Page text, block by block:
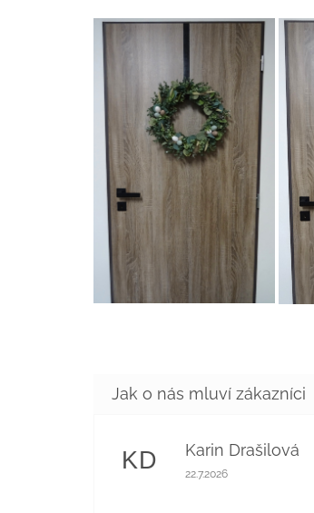
KD Karin Drašilová
Hodnocení obchodu
22.7.2026